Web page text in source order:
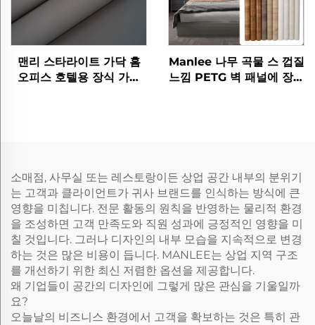
맨리 스타라이트 가닥 홈
오피스 호텔용 장식 가구
Manlee 나무 곡물 스 껍질
느낌 PETG 벽 패널에 장식
소매점, 사무실 또는 레스토랑이든 상업 공간 내부의 분위기
는 고객과 클라이언트가 귀사 브랜드를 인식하는 방식에 큰
영향을 미칩니다. 전문 활동의 원칙을 반영하는 물리적 환경
을 조성하면 고객 만족도와 직원 성과에 긍정적인 영향을 미
칠 것입니다. 그러나 디자인의 내부 모습을 지속적으로 변경
하는 것은 많은 비용이 듭니다. MANLEE는 상업 지역 구조
를 개선하기 위한 최신 저렴한 옵션을 제공합니다.
왜 기업들이 공간의 디자인에 그렇게 많은 관심을 기울일까
요?
오늘날의 비즈니스 환경에서 고객을 확보하는 것은 특히 관